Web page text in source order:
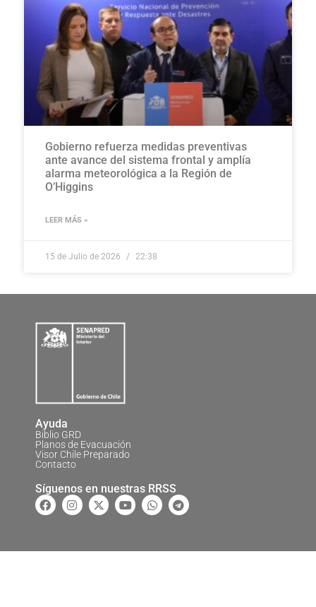
Gobierno refuerza medidas preventivas
ante avance del sistema frontal y amplía
alarma meteorológica a la Región de
O’Higgins
LEER MÁS »
15 de Julio de 2026 22:38
Ayuda
Biblio GRD
Planos de Evacuación
Visor Chile Preparado
Contacto
Síguenos en nuestras RRSS